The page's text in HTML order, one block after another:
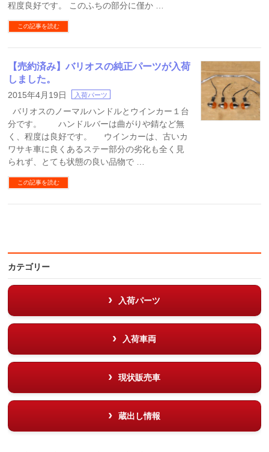
程度良好です。 このふちの部分に僅か …
この記事を読む
【売約済み】バリオスの純正パーツが入荷
しました。
2015年4月19日 入荷パーツ
バリオスのノーマルハンドルとウインカー１台
分です。 ハンドルバーは曲がりや錆など無
く、程度は良好です。 ウインカーは、古いカ
ワサキ車に良くあるステー部分の劣化も全く見
られず、とても状態の良い品物で …
この記事を読む
カテゴリー
入荷パーツ
入荷車両
現状販売車
蔵出し情報